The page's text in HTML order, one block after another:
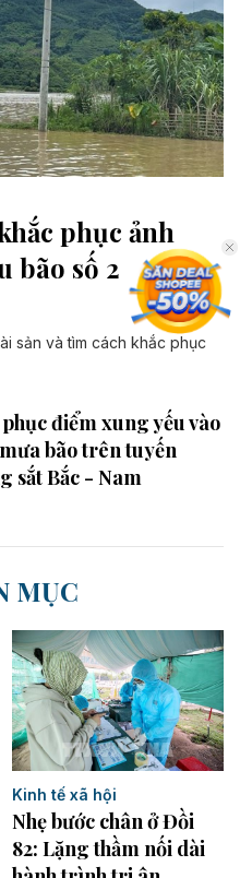
phục ảnh
bão số 2
sản và tìm cách khắc phục
điểm xung yếu vào
bão trên tuyến
sắt Bắc - Nam
MỤC
Kinh tế xã hội
Nhẹ bước chân ở Đồi
82: Lặng thầm nối dài